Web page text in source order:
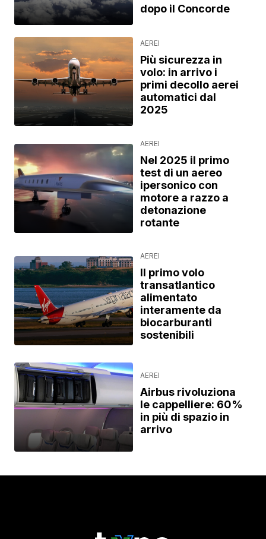
dopo il Concorde
AEREI
Più sicurezza in
volo: in arrivo i
primi decollo aerei
automatici dal
2025
AEREI
Nel 2025 il primo
test di un aereo
ipersonico con
motore a razzo a
detonazione
rotante
AEREI
Il primo volo
transatlantico
alimentato
interamente da
biocarburanti
sostenibili
AEREI
Airbus rivoluziona
le cappelliere: 60%
in più di spazio in
arrivo